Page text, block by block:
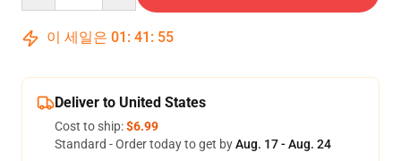
이 세일은 01 : 41 : 54
Deliver to United States
Cost to ship:$6.99
Standard - Order today to get byAug. 17 - Aug. 24